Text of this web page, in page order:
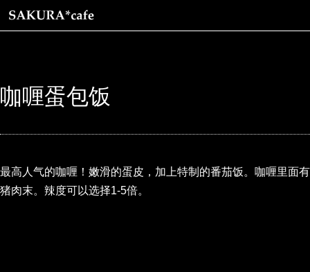
咖喱蛋包饭
最高人气的咖喱！嫩滑的蛋皮，加上特制的番茄饭。咖喱里面有
猪肉末。辣度可以选择1-5倍。